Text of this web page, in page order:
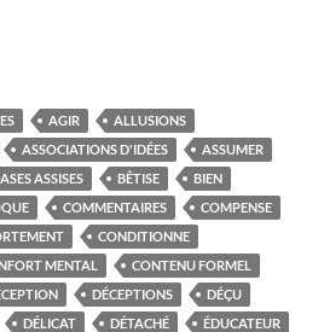
AGIR
ALLUSIONS
ASSOCIATIONS D'IDÉES
ASSUMER
ASSISES BÊTISE
BIEN
COMMENTAIRES
COMPENSE
CONDITIONNE
MENTAL
CONTENU FORMEL
DÉCEPTIONS
DÉÇU
DÉLICAT DÉTACHÉ
ÉDUCATEUR